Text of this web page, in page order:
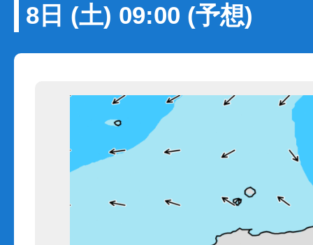
8日 (土) 09:00 (予想)